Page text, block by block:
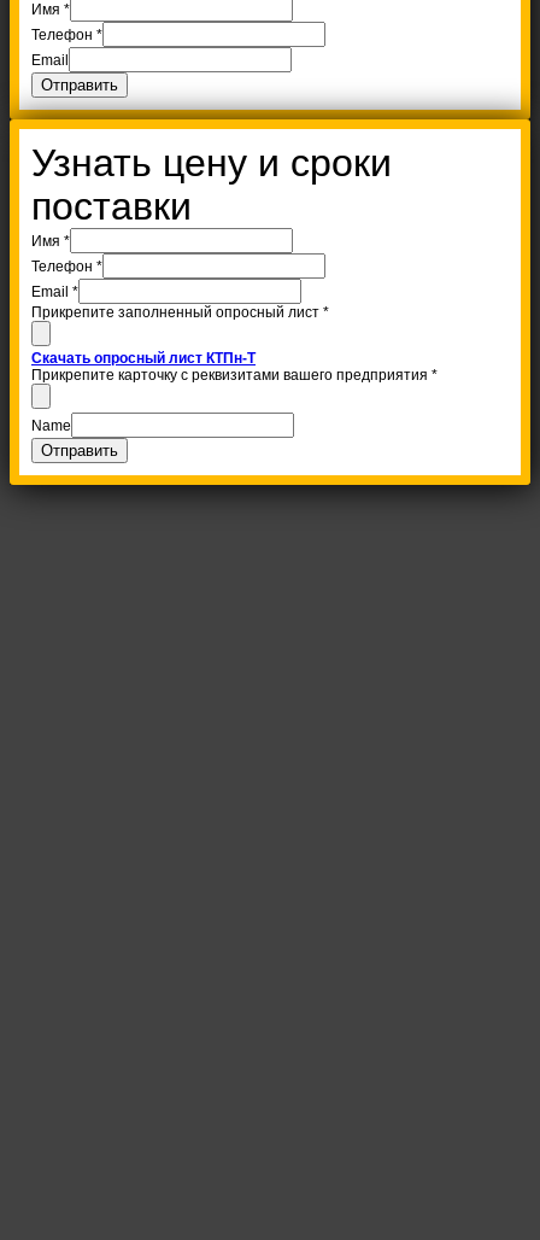
Имя *
Телефон *
Email
Отправить
Узнать цену и сроки
поставки
Имя *
Телефон *
Email *
Прикрепите заполненный опросный лист *
Скачать опросный лист КТПн-Т
Прикрепите карточку с реквизитами вашего предприятия *
Name
Отправить